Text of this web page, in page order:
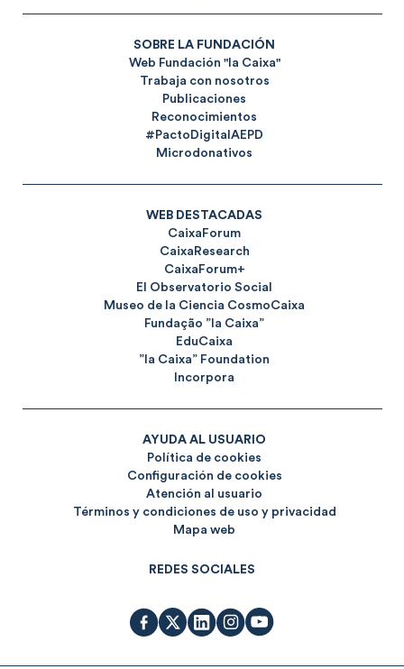
SOBRE LA FUNDACIÓN
Web Fundación "la Caixa"
Trabaja con nosotros
Publicaciones
Reconocimientos
#PactoDigitalAEPD
Microdonativos
WEB DESTACADAS
CaixaForum
CaixaResearch
CaixaForum+
El Observatorio Social
Museo de la Ciencia CosmoCaixa
Fundação ”la Caixa”
EduCaixa
”la Caixa” Foundation
Incorpora
AYUDA AL USUARIO
Política de cookies
Configuración de cookies
Atención al usuario
Términos y condiciones de uso y privacidad
Mapa web
REDES SOCIALES